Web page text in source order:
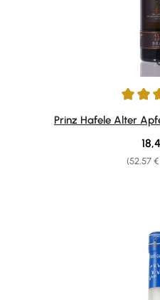
Durchschnittliche
Prinz Hafele Alter
(52,57